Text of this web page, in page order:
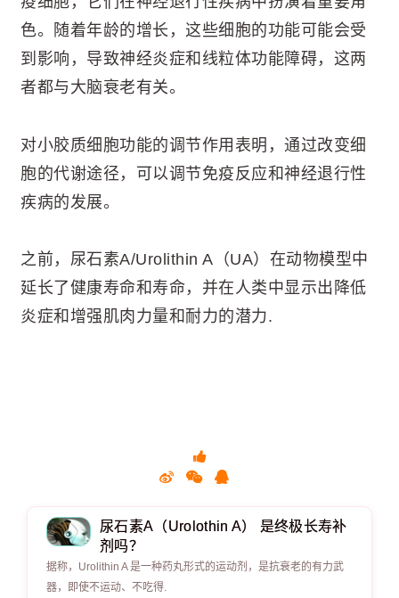
色。随着年龄的增长，这些细胞的功能可能会受
到影响，导致神经炎症和线粒体功能障碍，这两
者都与大脑衰老有关。
对小胶质细胞功能的调节作用表明，通过改变细
胞的代谢途径，可以调节免疫反应和神经退行性
疾病的发展。
之前，尿石素A/Urolithin A（UA）在动物模型中
延长了健康寿命和寿命，并在人类中显示出降低
炎症和增强肌肉力量和耐力的潜力.
尿石素A（Urolothin A） 是终极长寿补
剂吗？
据称，Urolithin A 是一种药丸形式的运动剂，是抗衰老的有力武
器，即使不运动、不吃得.